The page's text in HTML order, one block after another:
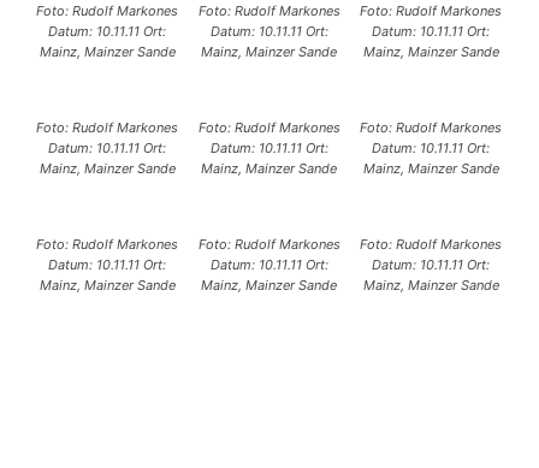
Foto: Rudolf Markones
Datum: 10.11.11 Ort:
Mainz, Mainzer Sande
Foto: Rudolf Markones
Datum: 10.11.11 Ort:
Mainz, Mainzer Sande
Foto: Rudolf Markones
Datum: 10.11.11 Ort:
Mainz, Mainzer Sande
Foto: Rudolf Markones
Datum: 10.11.11 Ort:
Mainz, Mainzer Sande
Foto: Rudolf Markones
Datum: 10.11.11 Ort:
Mainz, Mainzer Sande
Foto: Rudolf Markones
Datum: 10.11.11 Ort:
Mainz, Mainzer Sande
Foto: Rudolf Markones
Datum: 10.11.11 Ort:
Mainz, Mainzer Sande
Foto: Rudolf Markones
Datum: 10.11.11 Ort:
Mainz, Mainzer Sande
Foto: Rudolf Markones
Datum: 10.11.11 Ort:
Mainz, Mainzer Sande